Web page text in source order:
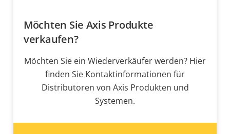
Möchten Sie Axis Produkte
verkaufen?
Möchten Sie ein Wiederverkäufer werden? Hier
finden Sie Kontaktinformationen für
Distributoren von Axis Produkten und
Systemen.